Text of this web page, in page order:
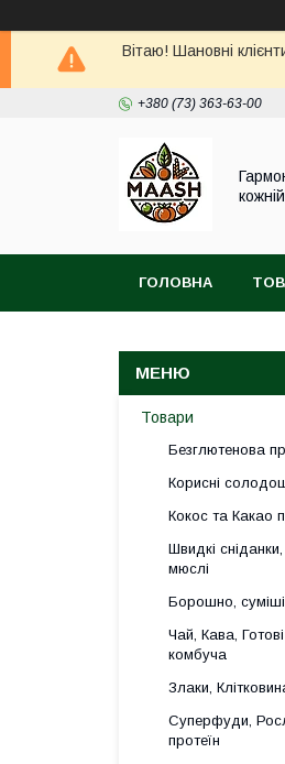
Вітаю! Шановні
+380 (73) 363-63-00
ГОЛОВНА
Товари
Безглютенова
Корисні
Кокос та Какао
Швидкі
мюслі
Борошно, суміші
Чай, Кава,
комбуча
Злаки,
Суперфуди,
протеїн